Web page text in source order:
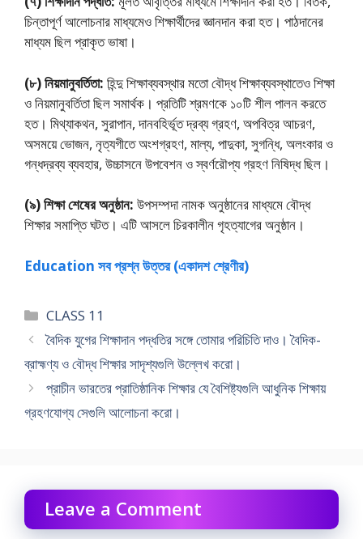
চিন্তাপূর্ণ আলােচনার মাধ্যমেও শিক্ষার্থীদের জ্ঞানদান করা হত। পাঠদানের
মাধ্যম ছিল প্রাকৃত ভাষা।
(৮) নিয়মানুবর্তিতা: হিন্দু শিক্ষাব্যবস্থার মতাে বৌদ্ধ শিক্ষাব্যবস্থাতেও শিক্ষা
ও নিয়মানুবর্তিতা ছিল সমার্থক। প্রতিটি শ্রমণকে ১০টি শীল পালন করতে
হত। মিথ্যাকথন, সুরাপান, দানবহির্ভূত দ্রব্য গ্রহণ, অপবিত্র আচরণ,
অসময়ে ভােজন, নৃত্যগীতে অংশগ্রহণ, মাল্য, পাদুকা, সুগন্ধি, অলংকার ও
গন্ধদ্রব্য ব্যবহার, উচ্চাসনে উপবেশন ও স্বর্ণরৌপ্য গ্রহণ নিষিদ্ধ ছিল।
(৯) শিক্ষা শেষের অনুষ্ঠান: উপসম্পদা নামক অনুষ্ঠানের মাধ্যমে বৌদ্ধ
শিক্ষার সমাপ্তি ঘটত। এটি আসলে চিরকালীন গৃহত্যাগের অনুষ্ঠান।
Education সব প্রশ্ন উত্তর (একাদশ শ্রেণীর)
Categories
CLASS 11
বৈদিক যুগের শিক্ষাদান পদ্ধতির সঙ্গে তােমার পরিচিতি দাও। বৈদিক-
ব্রাহ্মণ্য ও বৌদ্ধ শিক্ষার সাদৃশ্যগুলি উল্লেখ করাে।
প্রাচীন ভারতের প্রাতিষ্ঠানিক শিক্ষার যে বৈশিষ্ট্যগুলি আধুনিক শিক্ষায়
গ্রহণযােগ্য সেগুলি আলােচনা করাে।
Leave a Comment